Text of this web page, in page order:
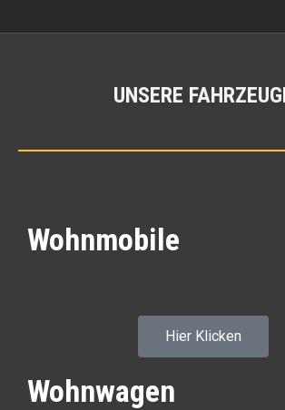
UNSERE
Wohnmobile
Hier Klicken
Wohnwagen